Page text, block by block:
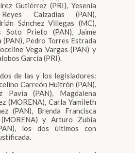
Gutiérrez (PRI), Yesenia
Calzadías (PAN),
Sánchez Villegas (MC),
Soto Prieto (PAN), Jaime
(PAN), Pedro Torres Estrada
Vega Vargas (PAN) y
García (PRI).
de las y los legisladores:
Carreón Huitrón (PAN),
Pavía (PAN), Magdalena
(MORENA), Carla Yamileth
(PAN), Brenda Francisca
y Arturo Zubía
los dos últimos con